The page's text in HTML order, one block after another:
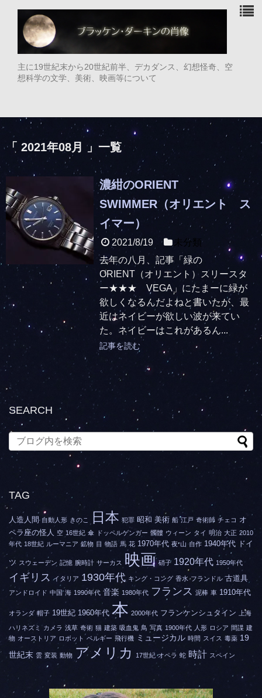
主に19世紀末から20世紀前半、デカダンス、幻想怪奇、空
想科学の文学、美術、映画等について
「 2021年08月 」一覧
濃紺のORIENT
SWIMMER（オリエント ス
イマー）
2021/8/19
未分類
去年の八月、記事「緑の
ORIENT（オリエント）スリースタ
ー★★★ VEGA」にたまーに緑が
欲しくなるんだよねと書いたが、最
近はネイビーが欲しい波が来てい
た。ネイビーはこれがあるん...
記事を読む
SEARCH
TAG
人造人間 自動人形 きのこ 日本 犯罪 昭和 美術 船 江戸 奇術師 チェコ オ
ペラ座の怪人
空 16世紀 傘 ドッペルゲンガー 髑髏 ウィーン タイ 明治 大正 2010
年代 18世紀 ルーマニア 鉱物 目 物語 馬 花 1970年代 夜 山 自作 1940年代 ドイ
ツ スウェーデン 記憶 腕時計 サーカス 映画 硝子 1920年代 1950年代
イギリス イタリア 1930年代 キング・コング 香水 フランドル 古道具
アンドロイド 中国 海 1990年代 音楽 1980年代 フランス 泥棒 車 1910年代
オランダ 帽子 19世紀 1960年代 本 2000年代 フランケンシュタイン 上海
ハリネズミ カメラ 浅草 奇術 猫 建築 吸血鬼 鳥 写真 1900年代 人形 ロシア 間諜 建
物 オーストリア ロボット ベルギー 飛行機 ミュージカル 時間 スイス 毒薬 19
世紀末 雲 変装 動物 アメリカ 17世紀 オペラ 蛇 時計 スペイン